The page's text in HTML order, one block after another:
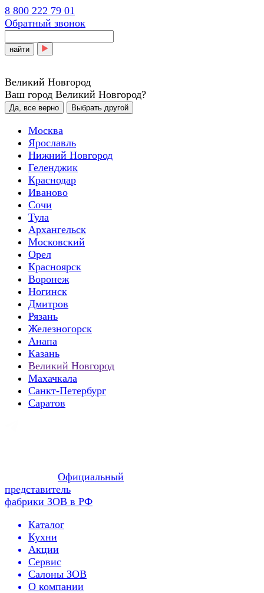
8 800 222 79 01
Обратный звонок
найти
Великий Новгород
Ваш город Великий Новгород?
Да, все верно Выбрать другой
Москва
Ярославль
Нижний Новгород
Геленджик
Краснодар
Иваново
Сочи
Тула
Архангельск
Московский
Орел
Красноярск
Воронеж
Ногинск
Дмитров
Рязань
Железногорск
Анапа
Казань
Великий Новгород
Махачкала
Санкт-Петербург
Саратов
Официальный
представитель
фабрики ЗОВ в РФ
Каталог
Кухни
Акции
Сервис
Салоны ЗОВ
О компании